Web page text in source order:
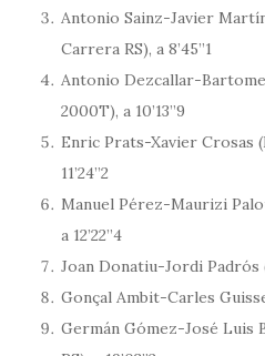
Antonio Sainz-Javier
Carrera RS), a 8’45”1
Antonio Dezcallar-
2000T), a 10’13”9
Enric Prats-Xavier Crosas
11’24”2
Manuel Pérez-Maurizi
a 12’22”4
Joan Donatiu-Jordi Padrós
Gonçal Ambit-Carles
Germán Gómez-José Luis